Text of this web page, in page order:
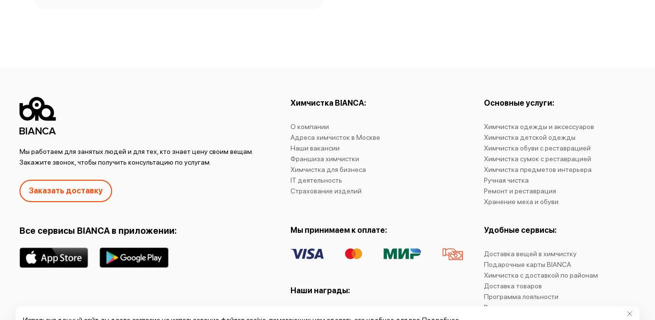
Мы работаем для занятых людей и для тех, кто знает цену своим вещам.
Закажите звонок, чтобы получить консультацию по услугам.
Заказать доставку
Химчистка BIANCA:
О компании
Адреса химчисток в Москве
Наши вакансии
Франшиза химчистки
Химчистка для бизнеса
IT деятельность
Страхование изделий
Основные услуги:
Химчистка одежды и аксессуаров
Химчистка детской одежды
Химчистка обуви с реставрацией
Химчистка сумок с реставрацией
Химчистка предметов интерьера
Ручная чистка
Ремонт и реставрация
Хранение меха и обуви
Все сервисы BIANCA в приложении: Мы принимаем к оплате:
Наши награды:
Удобные сервисы:
Доставка вещей в химчистку
Подарочные карты BIANCA
Химчистка с доставкой по районам
Доставка товаров
Программа лояльности
Возврат вешалок